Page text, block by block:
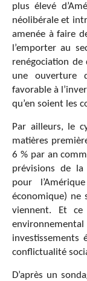
plus élevé
néolibérale et
amenée à faire
l’emporter au
renégociation
une ouverture
favorable à
qu’en soient les
Par ailleurs, le
matières
6 % par an
prévisions de la
pour
économique) ne
viennent. Et ce
investissements
conflictualité
D’après un